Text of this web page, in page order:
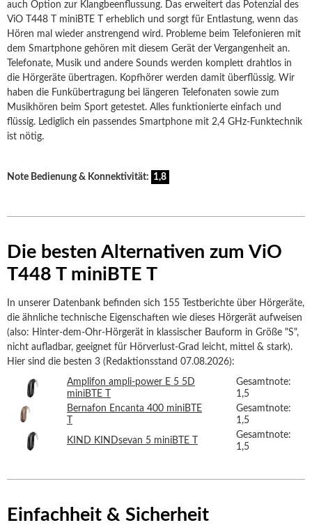
auch Option zur Klangbeenflussung. Das erweitert das Potenzial des
ViO T448 T miniBTE T erheblich und sorgt für Entlastung, wenn das
Hören mal wieder anstrengend wird. Probleme beim Telefonieren mit
dem Smartphone gehören mit diesem Gerät der Vergangenheit an.
Telefonate, Musik und andere Sounds werden komplett drahtlos in
die Hörgeräte übertragen. Kopfhörer werden damit überflüssig. Wir
haben die Funkübertragung bei längeren Telefonaten sowie zum
Musikhören beim Sport getestet. Alles funktionierte einfach und
flüssig. Lediglich ein passendes Smartphone mit 2,4 GHz-Funktechnik
ist nötig.
Note Bedienung & Konnektivität: 1,8
Die besten Alternativen zum ViO
T448 T miniBTE T
In unserer Datenbank befinden sich 155 Testberichte über Hörgeräte,
die ähnliche technische Eigenschaften wie dieses Hörgerät aufweisen
(also: Hinter-dem-Ohr-Hörgerät in klassischer Bauform in Größe "S",
nicht aufladbar, geeignet für Hörverlust-Grad leicht, mittel & stark).
Hier sind die besten 3 (Redaktionsstand 07.08.2026):
Amplifon ampli-power E 5 5D
miniBTE T
Gesamtnote:
1,5
Bernafon Encanta 400 miniBTE
Gesamtnote:
1,5
KIND KINDsevan 5 miniBTE T
Gesamtnote:
1,5
Einfachheit & Sicherheit